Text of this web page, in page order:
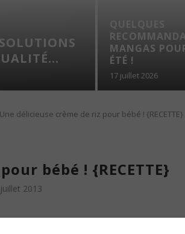
MANGAS
ÉTÉ !
17 juillet 2026
Une délicieuse crème de riz pour bébé ! {RECETTE}
bébé ! {RECETTE}
2013